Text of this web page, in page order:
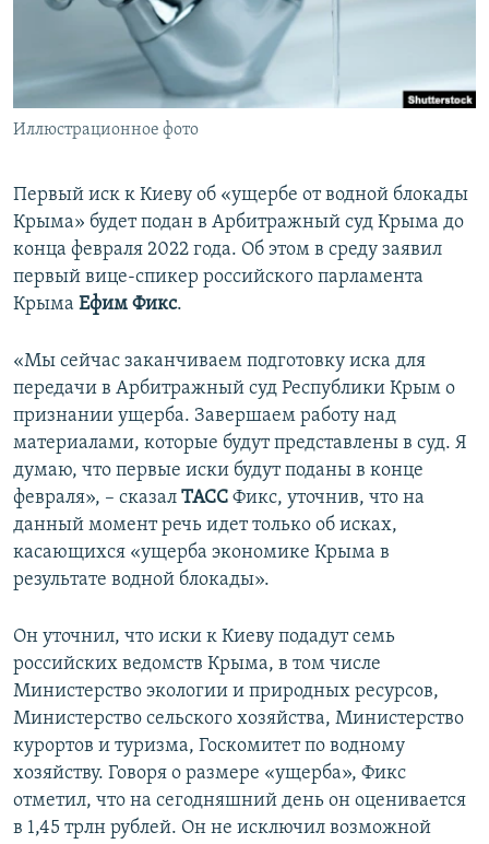
ПОБЕДИТЕЛЕЙ НЕ СУДЯТ?
КРЫМ.НЕПОКОРЕННЫЙ
УКРАИНСКАЯ ПРОБЛЕМА КРЫМА
ПРИСОЕДИНЯЙТЕСЬ!
Иллюстрационное фото
Первый иск к Киеву об «ущербе от водной блокады
Крыма» будет подан в Арбитражный суд Крыма до
конца февраля 2022 года. Об этом в среду заявил
первый вице-спикер российского парламента
Крыма Ефим Фикс.
«Мы сейчас заканчиваем подготовку иска для
передачи в Арбитражный суд Республики Крым о
признании ущерба. Завершаем работу над
материалами, которые будут представлены в суд. Я
думаю, что первые иски будут поданы в конце
февраля», – сказал ТАСС Фикс, уточнив, что на
данный момент речь идет только об исках,
касающихся «ущерба экономике Крыма в
результате водной блокады».
Он уточнил, что иски к Киеву подадут семь
российских ведомств Крыма, в том числе
Министерство экологии и природных ресурсов,
Министерство сельского хозяйства, Министерство
курортов и туризма, Госкомитет по водному
хозяйству. Говоря о размере «ущерба», Фикс
отметил, что на сегодняшний день он оценивается
в 1,45 трлн рублей. Он не исключил возможной